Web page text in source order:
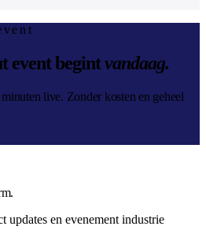
event begintvandaag.
live. Zonder kosten en geheel
updates en evenement industrie